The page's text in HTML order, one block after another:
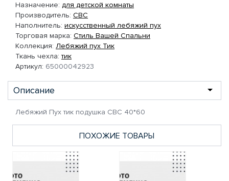
Назначение: для детской комнаты
Производитель: СВС
Наполнитель: искусственный лебяжий пух
Торговая марка: Стиль Вашей Спальни
Коллекция: Лебяжий пух Тик
Ткань чехла: тик
Артикул: 65000042923
Описание
Лебяжий Пух тик подушка СВС 40*60
ПОХОЖИЕ ТОВАРЫ